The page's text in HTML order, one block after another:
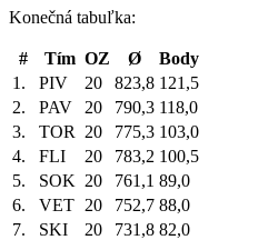
Konečná tabuľka:
# Tím OZ Ø
Body
1.
PIV 20 823,8 121,5
2.
PAV 20 790,3 118,0
3.
TOR 20 775,3 103,0
4.
FLI 20 783,2 100,5
5.
SOK 20 761,1 89,0
6.
VET 20 752,7 88,0
7.
SKI 20 731,8 82,0